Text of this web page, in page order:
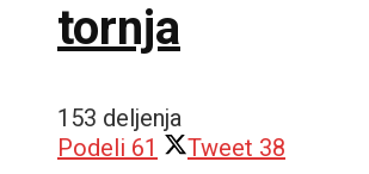
tornja
153 deljenja
Podeli 61 Tweet 38